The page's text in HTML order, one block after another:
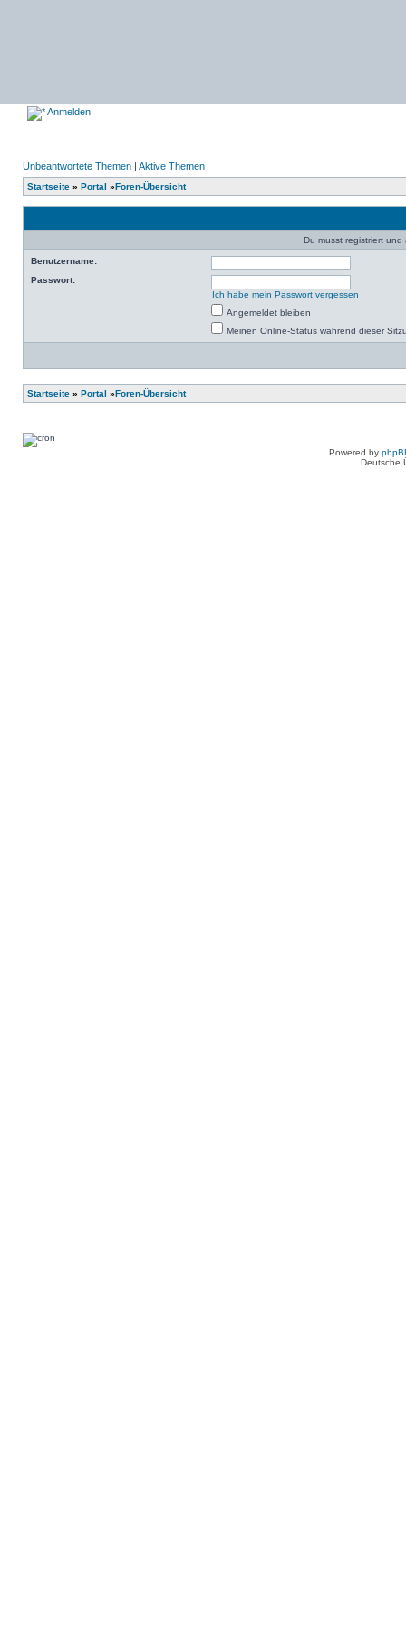
Anmelden
Unbeantwortete Themen | Aktive Themen
Startseite » Portal »Foren-Übersicht
Du musst registriert
Benutzername:
Passwort:
Ich habe mein Passwort vergessen
Angemeldet bleiben
Meinen Online-Status während dieser
Startseite » Portal »Foren-Übersicht
Powered by
Deutsche